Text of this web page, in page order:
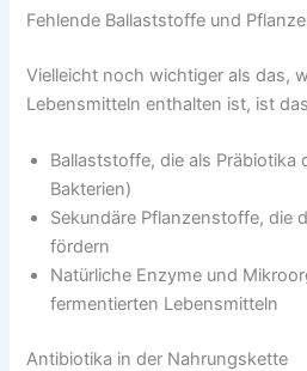
Fehlende Ballaststoffe und
Vielleicht noch wichtiger als das,
Lebensmitteln enthalten ist, ist
Ballaststoffe, die als Präbiotika
Bakterien)
Sekundäre Pflanzenstoffe, die
fördern
Natürliche Enzyme und
fermentierten Lebensmitteln
Antibiotika in der Nahrungskette